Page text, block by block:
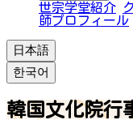
世宗学堂紹介
師プロフィール
日本語
한국어
韓国文化院行